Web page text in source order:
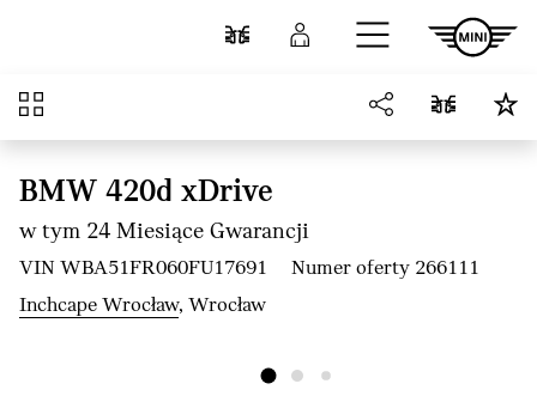
Przejdź do głównej treści
Porównaj Zaloguj się
Przegląd
BMW 420d xDrive
w tym 24 Miesiące Gwarancji
VIN WBA51FR060FU17691
Numer oferty 266111
Inchcape Wrocław, Wrocław